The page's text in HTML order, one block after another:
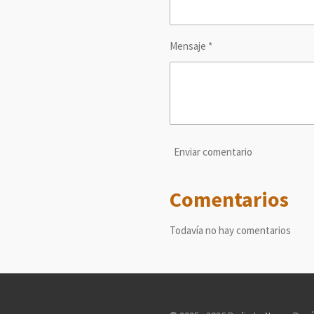
Mensaje *
Enviar comentario
Comentarios
Todavía no hay comentarios